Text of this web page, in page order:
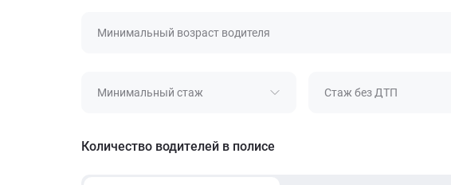
Минимальный возраст водителя
Минимальный стаж Стаж без ДТП
Количество водителей в полисе